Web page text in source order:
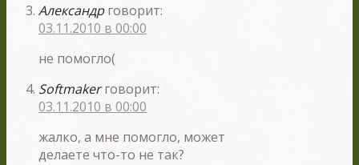
Александр говорит:
03.11.2010 в 00:00
не помогло(
Softmaker говорит:
03.11.2010 в 00:00
жалко, а мне помогло, может
делаете что-то не так?